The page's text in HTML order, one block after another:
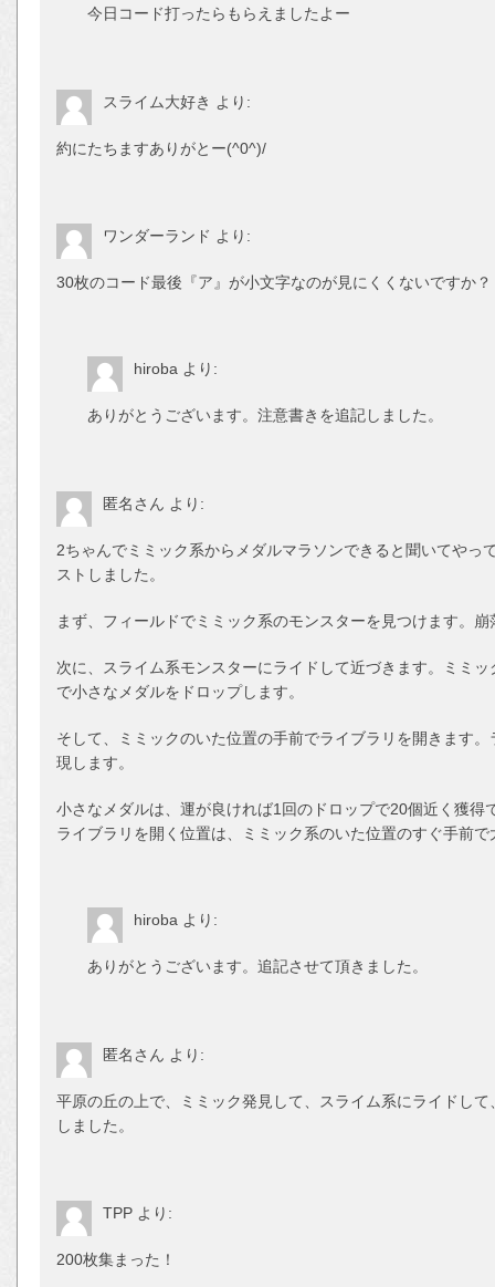
今日コード打ったらもらえましたよー
スライム大好き より:
約にたちますありがとー(^0^)/
ワンダーランド より:
30枚のコード最後『ア』が小文字なのが見にくくないですか？
hiroba より:
ありがとうございます。注意書きを追記しました。
匿名さん より:
2ちゃんでミミック系からメダルマラソンできると聞いてやっ
ストしました。
まず、フィールドでミミック系のモンスターを見つけます。
次に、スライム系モンスターにライドして近づきます。ミミ
で小さなメダルをドロップします。
そして、ミミックのいた位置の手前でライブラリを開きます
現します。
小さなメダルは、運が良ければ1回のドロップで20個近く獲得
ライブラリを開く位置は、ミミック系のいた位置のすぐ手前で
hiroba より:
ありがとうございます。追記させて頂きました。
匿名さん より:
平原の丘の上で、ミミック発見して、スライム系にライドし
しました。
TPP より:
200枚集まった！